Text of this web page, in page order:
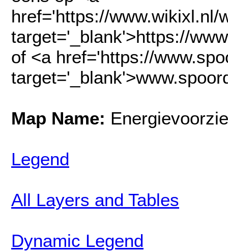
href='https://
target='_blank'>https://
of <a href='https://
Map Name:
Legend
All Layers and Tables
Dynamic Legend